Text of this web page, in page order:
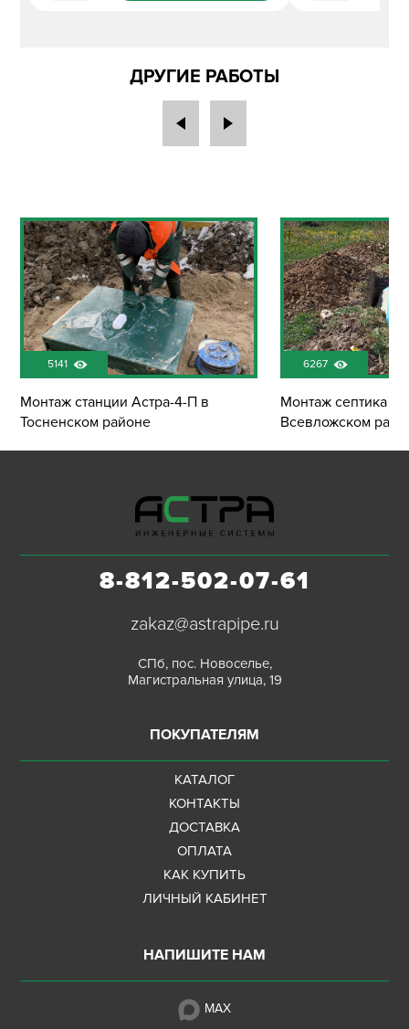
ДРУГИЕ РАБОТЫ
5141
Монтаж станции Астра-4-П в
Тосненском районе
6267
Монтаж септика
Всевложском
8-812-502-07-61
zakaz@astrapipe.ru
СПб, пос. Новоселье,
Магистральная улица, 19
ПОКУПАТЕЛЯМ
КАТАЛОГ
КОНТАКТЫ
ДОСТАВКА
ОПЛАТА
КАК КУПИТЬ
ЛИЧНЫЙ КАБИНЕТ
НАПИШИТЕ НАМ
MAX